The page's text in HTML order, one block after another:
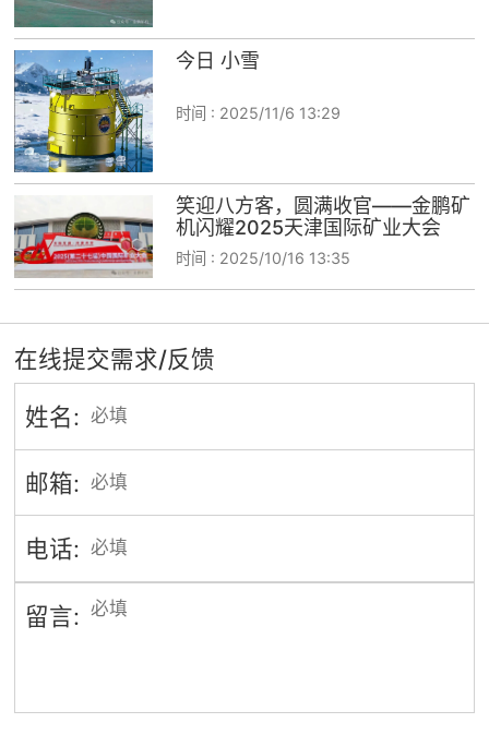
今日 小雪
时间 : 2025/11/6 13:29
笑迎八方客，圆满收官——金鹏矿
机闪耀2025天津国际矿业大会
时间 : 2025/10/16 13:35
在线提交需求/反馈
姓名:
邮箱:
电话:
留言: